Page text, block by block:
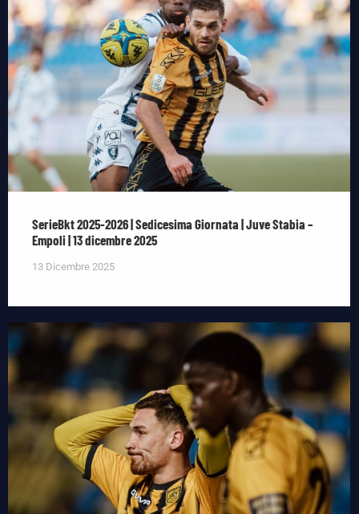
SerieBkt 2025-2026 | Sedicesima Giornata | Juve Stabia –
Empoli | 13 dicembre 2025
13 Dicembre 2025